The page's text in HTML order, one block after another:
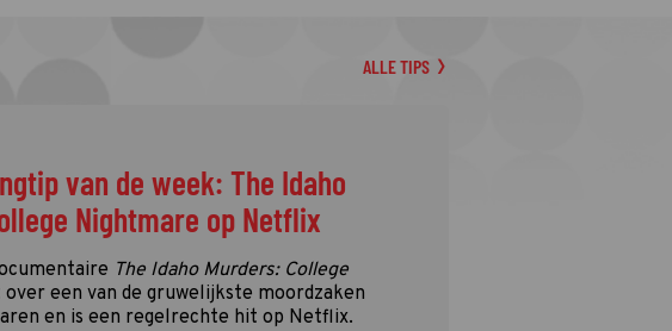
ALLE TIPS
van de week: The Idaho
Nightmare op Netflix
The Idaho Murders: College
over een van de gruwelijkste moordzaken
en is een regelrechte hit op Netflix.